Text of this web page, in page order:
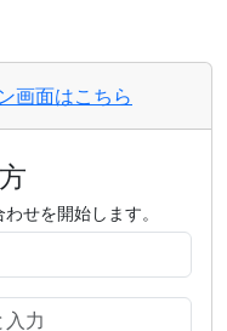
画面はこちら
せを開始します。